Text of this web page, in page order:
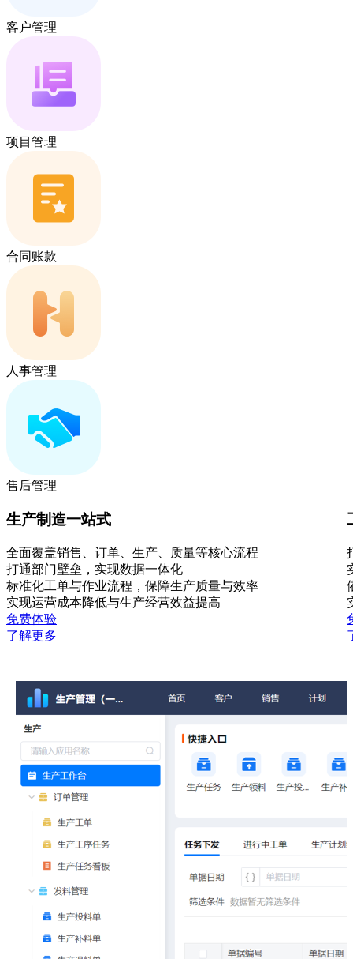
客户管理
项目管理
合同账款
人事管理
售后管理
生产制造一站式
全面覆盖销售、订单、生产、质量等核心流程
打通部门壁垒，实现数据一体化
标准化工单与作业流程，保障生产质量与效率
实现运营成本降低与生产经营效益提高
免费体验
了解更多